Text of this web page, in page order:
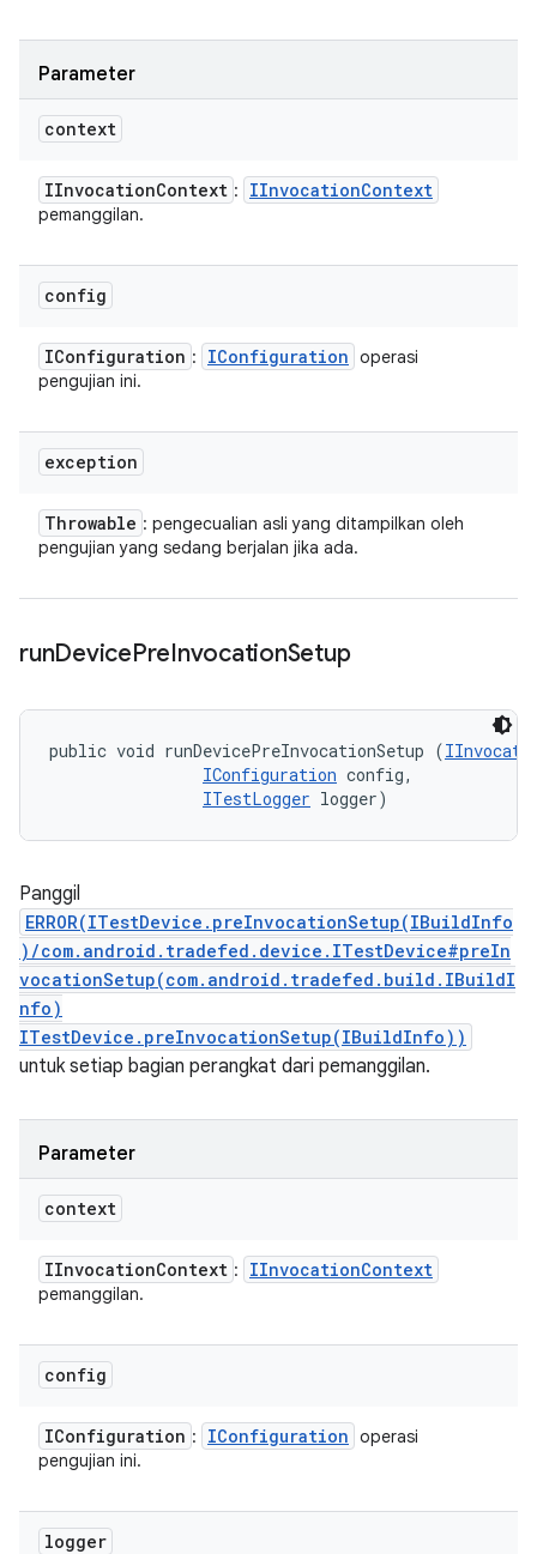
Parameter
context
IInvocationContext : IInvocationContext
pemanggilan.
config
IConfiguration : IConfiguration operasi
pengujian ini.
exception
Throwable : pengecualian asli yang ditampilkan oleh
pengujian yang sedang berjalan jika ada.
runDevicePreInvocationSetup
public void runDevicePreInvocationSetup (
IConfiguration config,
ITestLogger logger)
Panggil
ERROR(ITestDevice.preInvocationSetup(IBuildInfo
)/com.android.tradefed.device.ITestDevice#preIn
vocationSetup(com.android.tradefed.build.IBuildI
nfo)
ITestDevice.preInvocationSetup(IBuildInfo))
untuk setiap bagian perangkat dari pemanggilan.
Parameter
context
IInvocationContext : IInvocationContext
pemanggilan.
config
IConfiguration : IConfiguration operasi
pengujian ini.
logger